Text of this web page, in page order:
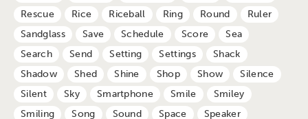
Rescue
Rice Riceball Ring Round
Ruler
Sandglass
Save Schedule Score
Sea
Search
Send Setting Settings
Shack
Shadow
Shed Shine Shop Show
Silence
Silent
Sky Smartphone Smile
Smiley
Smiling
Song Sound Space
Speaker